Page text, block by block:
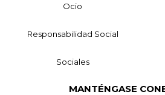
Ocio
Responsabilidad Social
Sociales
MANTÉNGASE